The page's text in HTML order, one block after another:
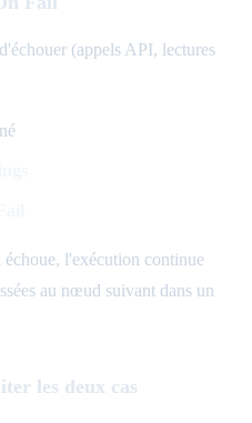
(appels API, lectures
l'exécution continue
au nœud suivant dans un
les deux cas